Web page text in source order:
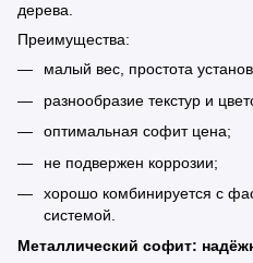
дерева.
Преимущества:
малый вес, простота
разнообразие текстур и
оптимальная софит цена;
не подвержен коррозии;
хорошо комбинируется с
системой.
Металлический софит: